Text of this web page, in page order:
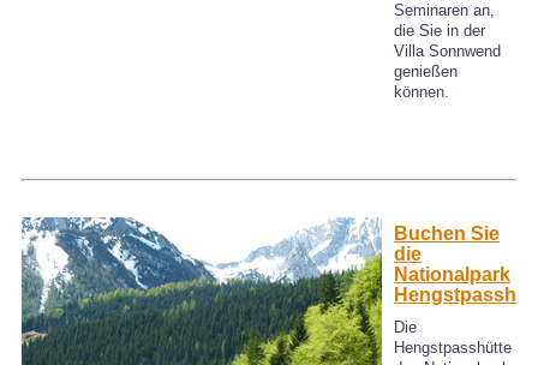
Seminaren an,
die Sie in der
Villa Sonnwend
genießen
können.
Buchen Sie
die
Nationalpark
Die
Hengstpasshütte